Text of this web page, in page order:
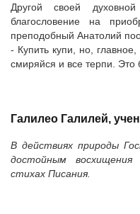
Другой своей
благословение на
преподобный Анатолий
- Купить купи, но,
смиряйся и все терпи. Это
Галилео Галилей,
В действиях природы
достойным
стихах Писания.